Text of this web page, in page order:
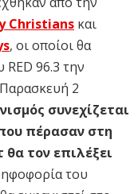
Christians και
, οι οποίοι θα
96.3 την
2
συνεχίζεται
πέρασαν στη
τον επιλέξει
του